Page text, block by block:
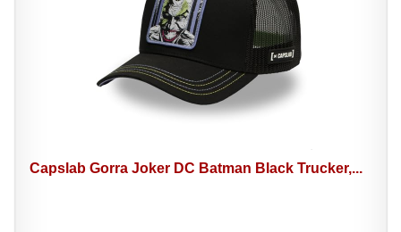
Capslab Gorra Joker DC Batman Black Trucker,...